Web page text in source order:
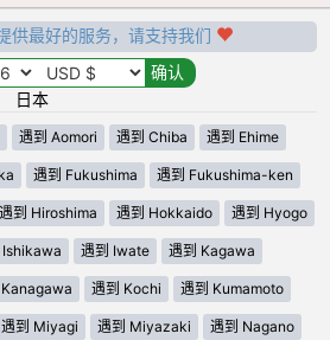
供最好的服务，请支持我们
日本
遇到 Aomori 遇到 Chiba 遇到 Ehime
遇到 Fukushima 遇到 Fukushima-ken
遇到 Hiroshima 遇到 Hokkaido 遇到 Hyogo
Ishikawa 遇到 Iwate 遇到 Kagawa
遇到 Kochi 遇到 Kumamoto
遇到 Miyagi 遇到 Miyazaki 遇到 Nagano